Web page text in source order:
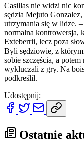
Casillas nie widzi nic
sędzia Mejuto
utrzymania się w lidze.
normalna kontrowersja,
Exteberrii, lecz poza
Byli sędziowie, z
sobie szczęścia, a
wykluczali z gry. Na
podkreślił.
Udostępnij:
Ostatnie